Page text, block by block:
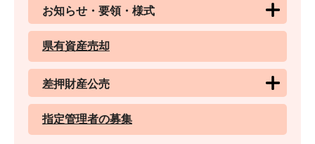
お知らせ・要領・様式
県有資産売却
差押財産公売
指定管理者の募集